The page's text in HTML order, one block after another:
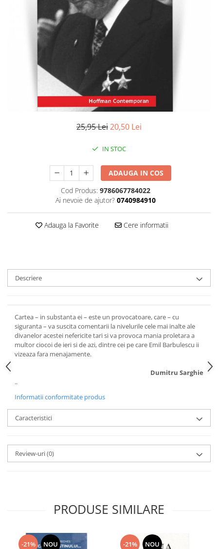
Contemporana
Non-fictiune
Sociologie si filozofie
25,95 Lei20,50 Lei
IN STOC
ADAUGA IN COS
Cod Produs: 9786067784022
Ai nevoie de ajutor? 0740984910
Adauga la Favorite Cere informatii
Descriere
Cartea – in substanta ei – este un provocatoare, care – cu
siguranta – va suscita comentarii la nivelurile cele mai inalte ale
divanelor acestei nefericite tari si va provoca mania proletara a
multor ciocoi de ieri si de azi, dintre cei pe care Emil Barbulescu ii
vizeaza fara menajamente.
Dumitru Sarghie
..
Informatii conformitate produs
Caracteristici
Review-uri(0)
PRODUSE SIMILARE
-21% NOU -21% NOU